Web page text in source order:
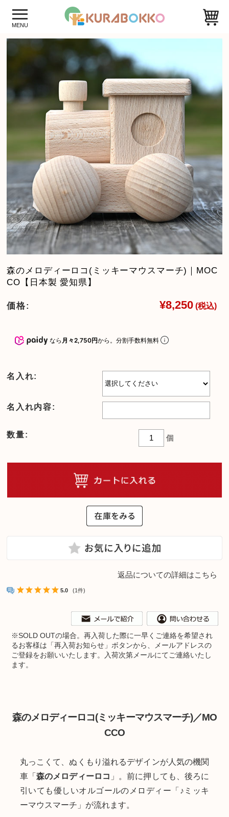
森のメロディーロコ(ミッキーマウスマーチ)｜MOC
CO【日本製 愛知県】
価格: ¥8,250 (税込)
なら 月々2,750円から。分割手数料無料
名入れ:
名入れ内容:
数量: 個
返品についての詳細はこちら
5.0 (1件)
※SOLD OUTの場合。再入荷した際に一早くご連絡を希望され
るお客様は「再入荷お知らせ」ボタンから、メールアドレスの
ご登録をお願いいたします。入荷次第メールにてご連絡いたし
ます。
森のメロディーロコ(ミッキーマウスマーチ)／MO
CCO
丸っこくて、ぬくもり溢れるデザインが人気の機関
車「 森のメロディーロコ 」。前に押しても、後ろに
引いても優しいオルゴールのメロディー「♪ミッキ
ーマウスマーチ」が流れます。